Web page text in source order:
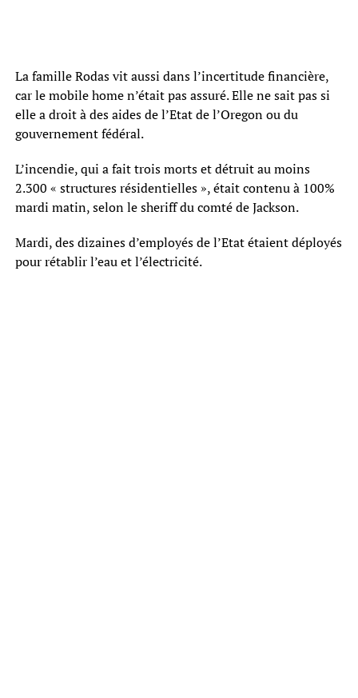
La famille Rodas vit aussi dans l’incertitude financière,
car le mobile home n’était pas assuré. Elle ne sait pas si
elle a droit à des aides de l’Etat de l’Oregon ou du
gouvernement fédéral.
L’incendie, qui a fait trois morts et détruit au moins
2.300 « structures résidentielles », était contenu à 100%
mardi matin, selon le sheriff du comté de Jackson.
Mardi, des dizaines d’employés de l’Etat étaient déployés
pour rétablir l’eau et l’électricité.